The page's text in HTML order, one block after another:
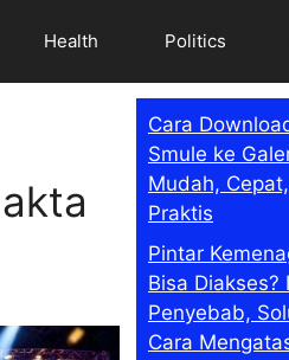
Health Politics
Cara
Smule ke
Mudah,
Praktis
Pintar
Bisa Diakses?
Penyebab,
Cara